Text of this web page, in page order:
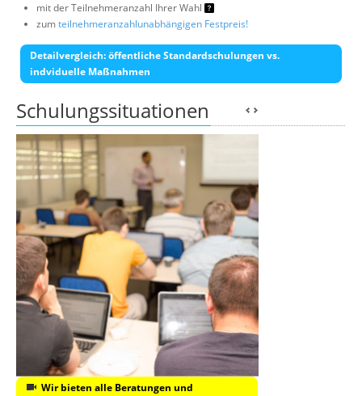
mit der Teilnehmeranzahl Ihrer Wahl
zumteilnehmeranzahlunabhängigen Festpreis!
Detailvergleich: öffentliche Standardschulungen vs.
indviduelle Maßnahmen
Schulungssituationen
Wir bieten alle Beratungen und